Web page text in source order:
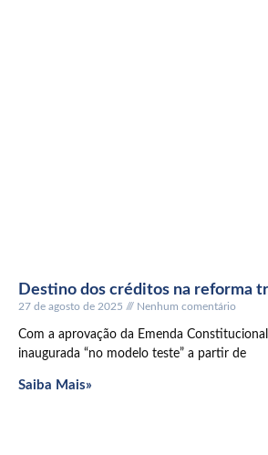
Destino dos créditos na reforma
27 de agosto de 2025 Nenhum comentário
Com a aprovação da Emenda
inaugurada “no modelo teste” a partir de
Saiba Mais»